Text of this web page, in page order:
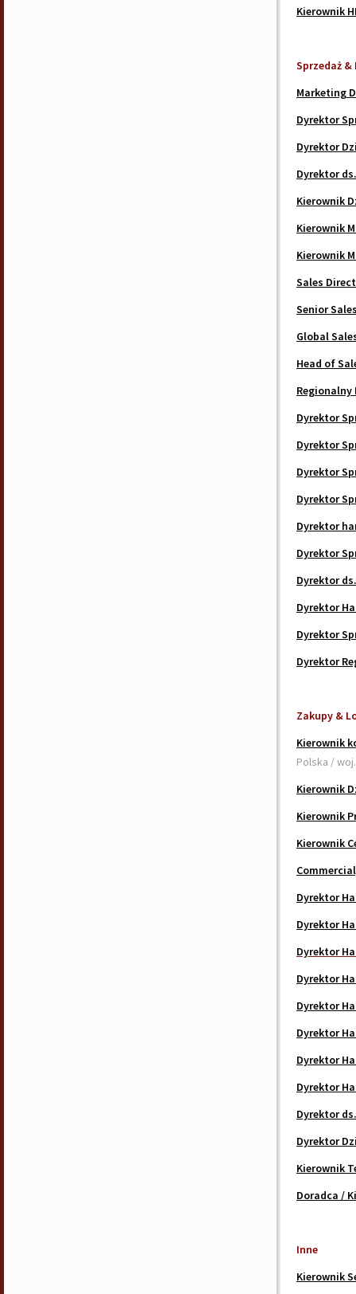
Kierownik
Sprzedaż
Marketing
Dyrektor
Dyrektor
Dyrektor
Kierownik
Kierownik
Kierownik
Sales
Senior
Global
Head of
Regionalny
Dyrektor
Dyrektor
Dyrektor
Dyrektor
Dyrektor
Dyrektor
Dyrektor
Dyrektor
Dyrektor
Dyrektor
Zakupy &
Kierownik
Polska /
Kierownik
Kierownik
Kierownik
Dyrektor
Dyrektor
Dyrektor
Dyrektor
Dyrektor
Dyrektor
Dyrektor
Dyrektor
Dyrektor
Dyrektor
Kierownik
Doradca /
Inne
Kierownik